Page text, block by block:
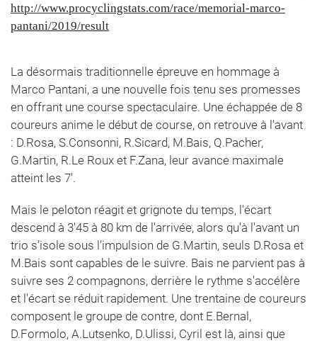
http://www.procyclingstats.com/race/memorial-marco-
pantani/2019/result
La désormais traditionnelle épreuve en hommage à
Marco Pantani, a une nouvelle fois tenu ses promesses
en offrant une course spectaculaire. Une échappée de 8
coureurs anime le début de course, on retrouve à l'avant
: D.Rosa, S.Consonni, R.Sicard, M.Bais, Q.Pacher,
G.Martin, R.Le Roux et F.Zana, leur avance maximale
atteint les 7'.
Mais le peloton réagit et grignote du temps, l'écart
descend à 3'45 à 80 km de l'arrivée, alors qu'à l'avant un
trio s’isole sous l’impulsion de G.Martin, seuls D.Rosa et
M.Bais sont capables de le suivre. Bais ne parvient pas à
suivre ses 2 compagnons, derrière le rythme s'accélère
et l'écart se réduit rapidement. Une trentaine de coureurs
composent le groupe de contre, dont E.Bernal,
D.Formolo, A.Lutsenko, D.Ulissi, Cyril est là, ainsi que